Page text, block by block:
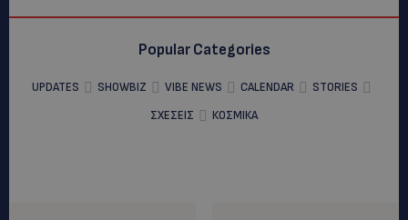
Popular Categories
UPDATES SHOWBIZ VIBE NEWS CALENDAR
STORIES
ΣΧΕΣΕΙΣ
ΚΟΣΜΙΚΑ